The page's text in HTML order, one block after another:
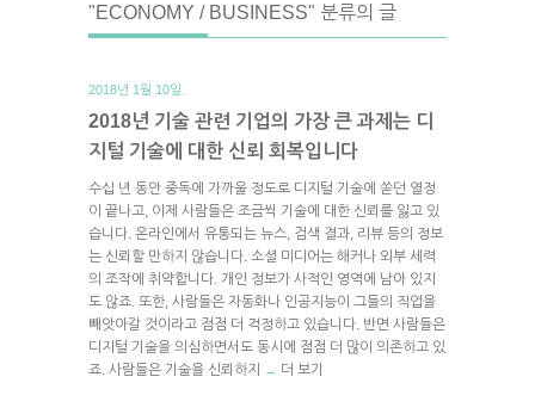
"ECONOMY / BUSINESS" 분류의 글
2018년 1월 10일.
2018년 기술 관련 기업의 가장 큰 과제는 디
지털 기술에 대한 신뢰 회복입니다
수십 년 동안 중독에 가까울 정도로 디지털 기술에 쏟던 열정
이 끝나고, 이제 사람들은 조금씩 기술에 대한 신뢰를 잃고 있
습니다. 온라인에서 유통되는 뉴스, 검색 결과, 리뷰 등의 정보
는 신뢰할 만하지 않습니다. 소셜 미디어는 해커나 외부 세력
의 조작에 취약합니다. 개인 정보가 사적인 영역에 남아 있지
도 않죠. 또한, 사람들은 자동화나 인공지능이 그들의 직업을
빼앗아갈 것이라고 점점 더 걱정하고 있습니다. 반면 사람들은
디지털 기술을 의심하면서도 동시에 점점 더 많이 의존하고 있
죠. 사람들은 기술을 신뢰하지
→ 더 보기